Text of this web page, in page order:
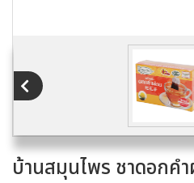
บ้านสมุนไพร ชาดอกค